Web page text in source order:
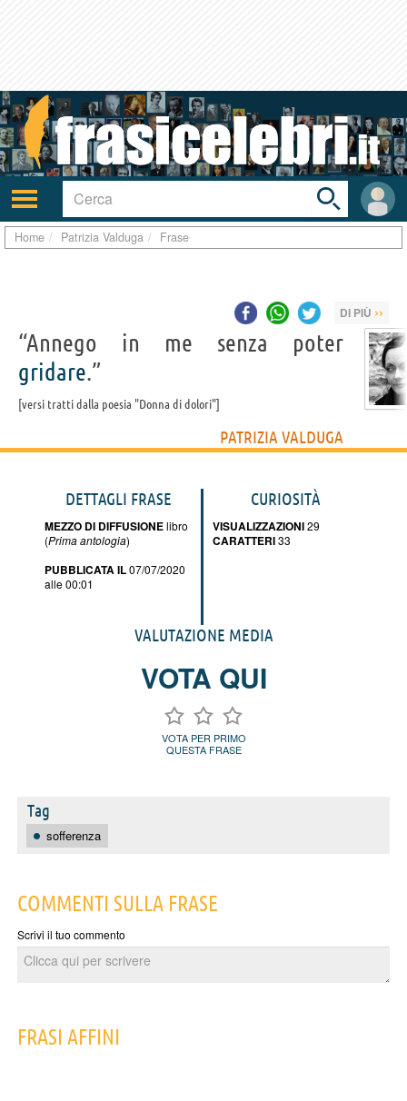
Attiva/disattiva
navigazione
User
area
Toggle
search
bar
Home Patrizia Valduga Frase
DI PIÙ ››
“Annego in me senza poter
gridare.”
versi tratti dalla poesia "Donna di dolori"
PATRIZIA VALDUGA
DETTAGLI FRASE
MEZZO DI DIFFUSIONElibro
(Prima antologia)
PUBBLICATA IL07/07/2020
alle 00:01
CURIOSITÀ
VISUALIZZAZIONI29
CARATTERI33
VALUTAZIONE MEDIA
VOTA QUI
VOTA PER PRIMO
QUESTA FRASE
Tag
sofferenza
COMMENTI SULLA FRASE
Scrivi il tuo commento
FRASI AFFINI